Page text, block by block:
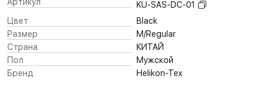
KU-SAS-DC-01
Цвет
Black
Размер
M/Regular
Страна
КИТАЙ
Пол
Мужской
Бренд
Helikon-Tex